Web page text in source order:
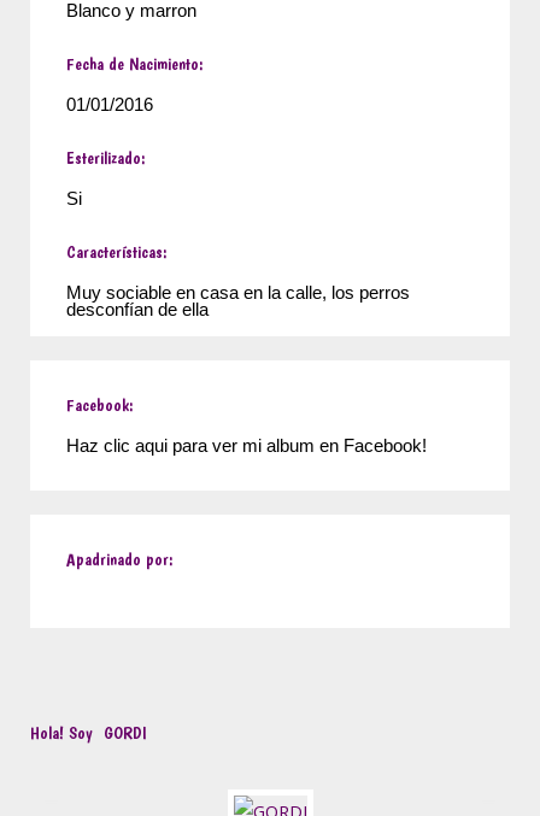
Hola! Soy GORDI
Blanco y marron
Fecha de Nacimiento:
01/01/2016
Esterilizado:
Si
Características:
Muy sociable en casa en la calle, los perros
desconfían de ella
Facebook:
Haz clic aqui para ver mi album en Facebook!
Apadrinado por: